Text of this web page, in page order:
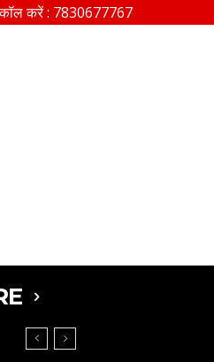
करें : 7830677767